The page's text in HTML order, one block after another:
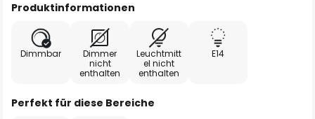
Produktinformationen
Dimmbar
Dimmer
nicht
enthalten
Leuchtmitt
el nicht
enthalten
E14
Perfekt für diese Bereiche